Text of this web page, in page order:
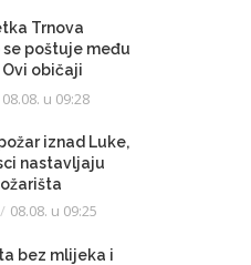
Trnova
se poštuje među
običaji
se čuvaju
08.08. u 09:28
iznad Luke,
nastavljaju
08.08. u 09:25
bez mlijeka i